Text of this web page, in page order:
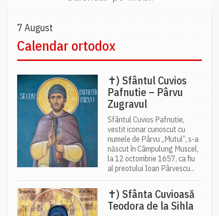
7 August
Calendar ortodox
✝) Sfântul Cuvios
Pafnutie – Pârvu
Zugravul
Sfântul Cuvios Pafnutie,
vestit iconar cunoscut cu
numele de Pârvu „Mutul”, s-a
născut în Câmpulung Muscel,
la 12 octombrie 1657, ca fiu
al preotului Ioan Pârvescu...
✝) Sfânta Cuvioasă
Teodora de la Sihla